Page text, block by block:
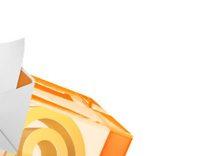
базы:
справочников «Организации»,
«Структура предприятия»;
справочников «Виды проектов» и
точек».